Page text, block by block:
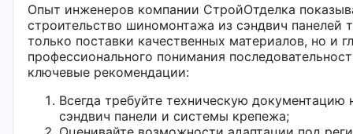
Опыт инженеров компании СтройОтделка
строительство шиномонтажа из сэндвич панелей
только поставки качественных материалов, но и
профессионального понимания
ключевые рекомендации:
Всегда требуйте техническую документацию
сэндвич панели и системы крепежа;